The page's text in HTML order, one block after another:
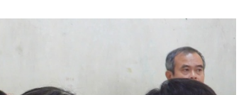
Bóng đá
Công nghệ
Công nghệ mới